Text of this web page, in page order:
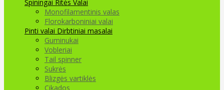
Spiningai Ritės Valai
Monofilamentinis valas
Florokarboniniai valai
Pinti valai Dirbtiniai masalai
Guminukai
Vobleriai
Tail spinner
Sukrės
Blizgės vartiklės
Cikados